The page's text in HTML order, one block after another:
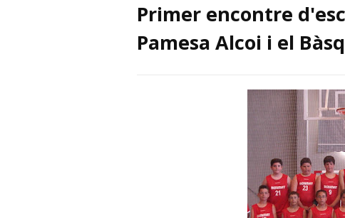
Primer encontre
Pamesa Alcoi i el